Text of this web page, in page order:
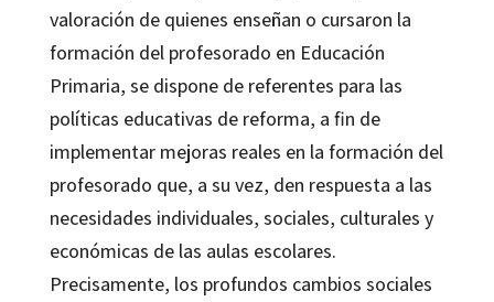
valoración de quienes enseñan o cursaron la
formación del profesorado en Educación
Primaria, se dispone de referentes para las
políticas educativas de reforma, a fin de
implementar mejoras reales en la formación del
profesorado que, a su vez, den respuesta a las
necesidades individuales, sociales, culturales y
económicas de las aulas escolares.
Precisamente, los profundos cambios sociales